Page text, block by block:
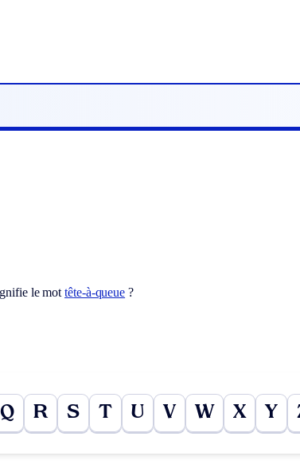
le mottête-à-queue ?
Q R S T U V W X Y